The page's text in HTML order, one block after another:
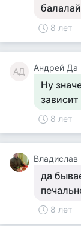
8 лет
АД Андрей Да
Ну
зависит
8 лет
Владислав
да
8 лет